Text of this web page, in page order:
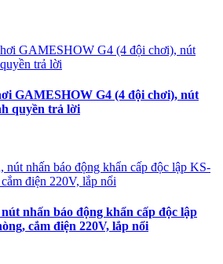
GAMESHOW G4 (4 đội chơi), nút
quyền trả lời
nhấn báo động khẩn cấp độc lập
cắm điện 220V, lắp nổi